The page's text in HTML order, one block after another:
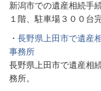
新潟市での遺産相続手
１階、駐車場３００台
・ 長野県上田市で遺産
事務所
長野県上田市で遺産相
務所。